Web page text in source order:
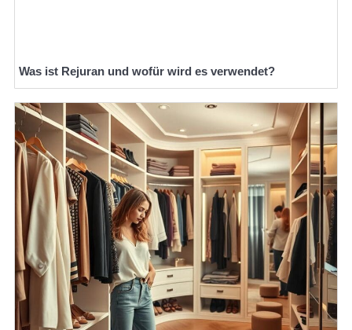
Was ist Rejuran und wofür wird es verwendet?